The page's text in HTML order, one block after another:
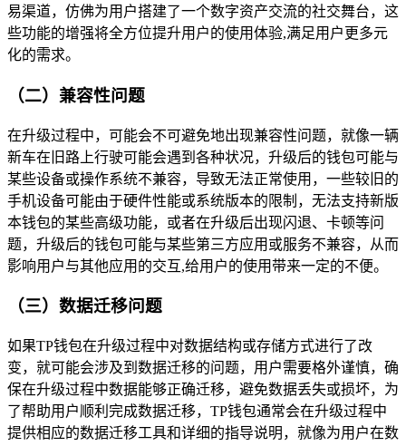
易渠道，仿佛为用户搭建了一个数字资产交流的社交舞台，这
些功能的增强将全方位提升用户的使用体验,满足用户更多元
化的需求。
（二）兼容性问题
在升级过程中，可能会不可避免地出现兼容性问题，就像一辆
新车在旧路上行驶可能会遇到各种状况，升级后的钱包可能与
某些设备或操作系统不兼容，导致无法正常使用，一些较旧的
手机设备可能由于硬件性能或系统版本的限制，无法支持新版
本钱包的某些高级功能，或者在升级后出现闪退、卡顿等问
题，升级后的钱包可能与某些第三方应用或服务不兼容，从而
影响用户与其他应用的交互,给用户的使用带来一定的不便。
（三）数据迁移问题
如果TP钱包在升级过程中对数据结构或存储方式进行了改
变，就可能会涉及到数据迁移的问题，用户需要格外谨慎，确
保在升级过程中数据能够正确迁移，避免数据丢失或损坏，为
了帮助用户顺利完成数据迁移，TP钱包通常会在升级过程中
提供相应的数据迁移工具和详细的指导说明，就像为用户在数